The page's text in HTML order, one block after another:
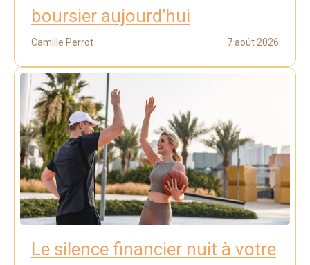
boursier aujourd’hui
Camille Perrot 7 août 2026
Le silence financier nuit à votre